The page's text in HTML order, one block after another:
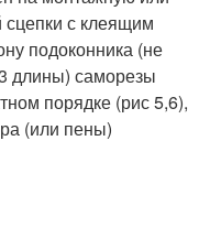
с клеящим
подоконника (не
длины) саморезы
порядке (рис 5,6),
(или пены)